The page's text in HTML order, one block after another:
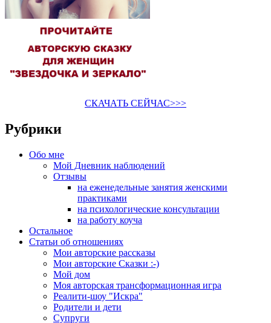
СКАЧАТЬ СЕЙЧАС>>>
Рубрики
Обо мне
Мой Дневник наблюдений
Отзывы
на еженедельные занятия женскими
практиками
на психологические консультации
на работу коуча
Остальное
Статьи об отношениях
Мои авторские рассказы
Мои авторские Сказки :-)
Мой дом
Моя авторская трансформационная игра
Реалити-шоу "Искра"
Родители и дети
Супруги